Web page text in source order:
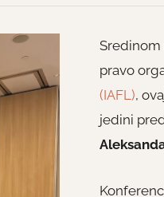
Sredinom
pravo
(IAFL),
jedini